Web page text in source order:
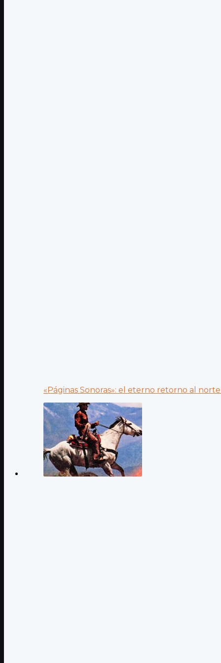
«Páginas Sonoras»: el eterno retorno al norte